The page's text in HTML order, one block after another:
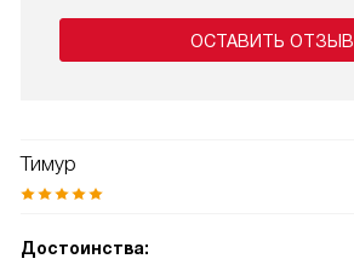
ОСТАВИТЬ ОТЗЫВ
Тимур
Достоинства: